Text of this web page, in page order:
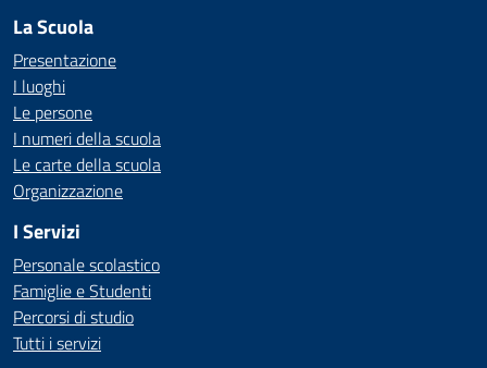
La Scuola
Presentazione
I luoghi
Le persone
I numeri della scuola
Le carte della scuola
Organizzazione
I Servizi
Personale scolastico
Famiglie e Studenti
Percorsi di studio
Tutti i servizi